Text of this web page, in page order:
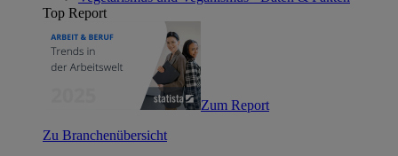
Top Report
Zum Report
Zu Branchenübersicht